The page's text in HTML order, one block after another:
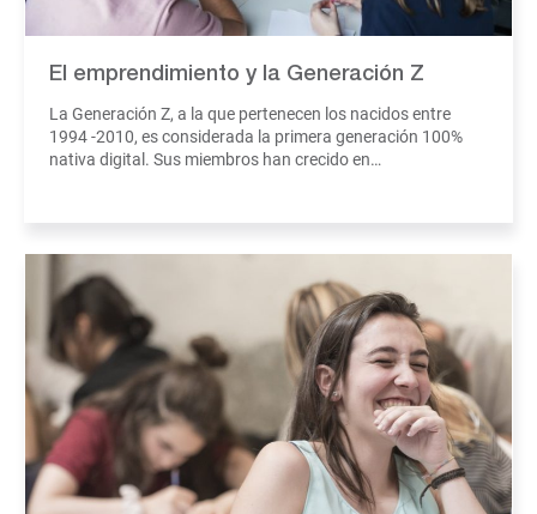
El emprendimiento y la Generación Z
La Generación Z, a la que pertenecen los nacidos entre
1994 -2010, es considerada la primera generación 100%
nativa digital. Sus miembros han crecido en…